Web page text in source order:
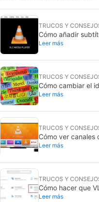
TRUCOS Y
Cómo añadir
Media Player
Leer más
TRUCOS Y
Cómo cambiar el
Leer más
TRUCOS Y
Cómo ver canales
Leer más
TRUCOS Y
Cómo hacer que
predeterminado
Leer más